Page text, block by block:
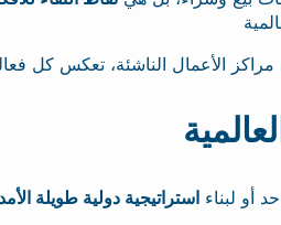
الأعمال الناشئة، تعكس كل
لبناء استراتيجية دولية طويلة